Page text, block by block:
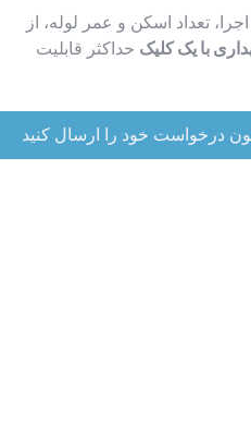
تعداد اسکن و عمر لوله، از
با یک کلیک حداکثر قابلیت
درخواست خود را ارسال کنید